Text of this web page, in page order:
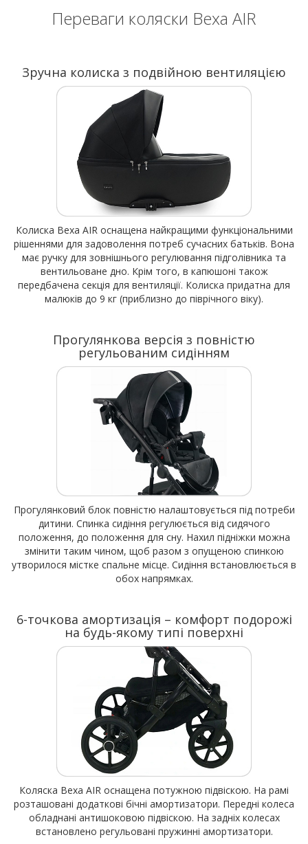
Переваги коляски Bexa AIR
Зручна колиска з подвійною вентиляцією
Колиска Bexa AIR оснащена найкращими функціональними
рішеннями для задоволення потреб сучасних батьків. Вона
має ручку для зовнішнього регулювання підголівника та
вентильоване дно. Крім того, в капюшоні також
передбачена секція для вентиляції. Колиска придатна для
малюків до 9 кг (приблизно до піврічного віку).
Прогулянкова версія з повністю
регульованим сидінням
Прогулянковий блок повністю налаштовується під потреби
дитини. Спинка сидіння регулюється від сидячого
положення, до положення для сну. Нахил підніжки можна
змінити таким чином, щоб разом з опущеною спинкою
утворилося містке спальне місце. Сидіння встановлюється в
обох напрямках.
6-точкова амортизація – комфорт подорожі
на будь-якому типі поверхні
Коляска Bexa AIR оснащена потужною підвіскою. На рамі
розташовані додаткові бічні амортизатори. Передні колеса
обладнані антишоковою підвіскою. На задніх колесах
встановлено регульовані пружинні амортизатори.